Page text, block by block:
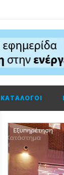
ΚΑΤΆΛΟΓΟΙ